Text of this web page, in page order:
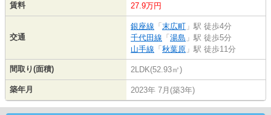
賃料 27.9万円
交通
銀座線 「 末広町 」駅 徒歩4分
千代田線 「 湯島 」駅 徒歩5分
山手線 「 秋葉原 」駅 徒歩11分
間取り(面積) 2LDK(52.93㎡)
築年月 2023年 7月(築3年)